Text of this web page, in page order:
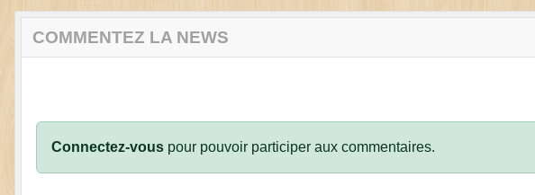
COMMENTEZ LA NEWS
Connectez-vous pour pouvoir participer aux commentaires.